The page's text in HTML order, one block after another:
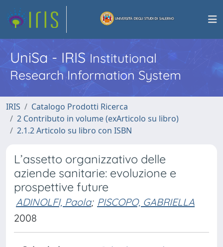
UniSa - IRISInstitutional
Research Information System
IRIS
Catalogo Prodotti Ricerca
2 Contributo in volume (exArticolo su libro)
2.1.2 Articolo su libro con ISBN
L’assetto organizzativo delle
aziende sanitarie: evoluzione e
prospettive future
ADINOLFI, Paola; PISCOPO, GABRIELLA
2008